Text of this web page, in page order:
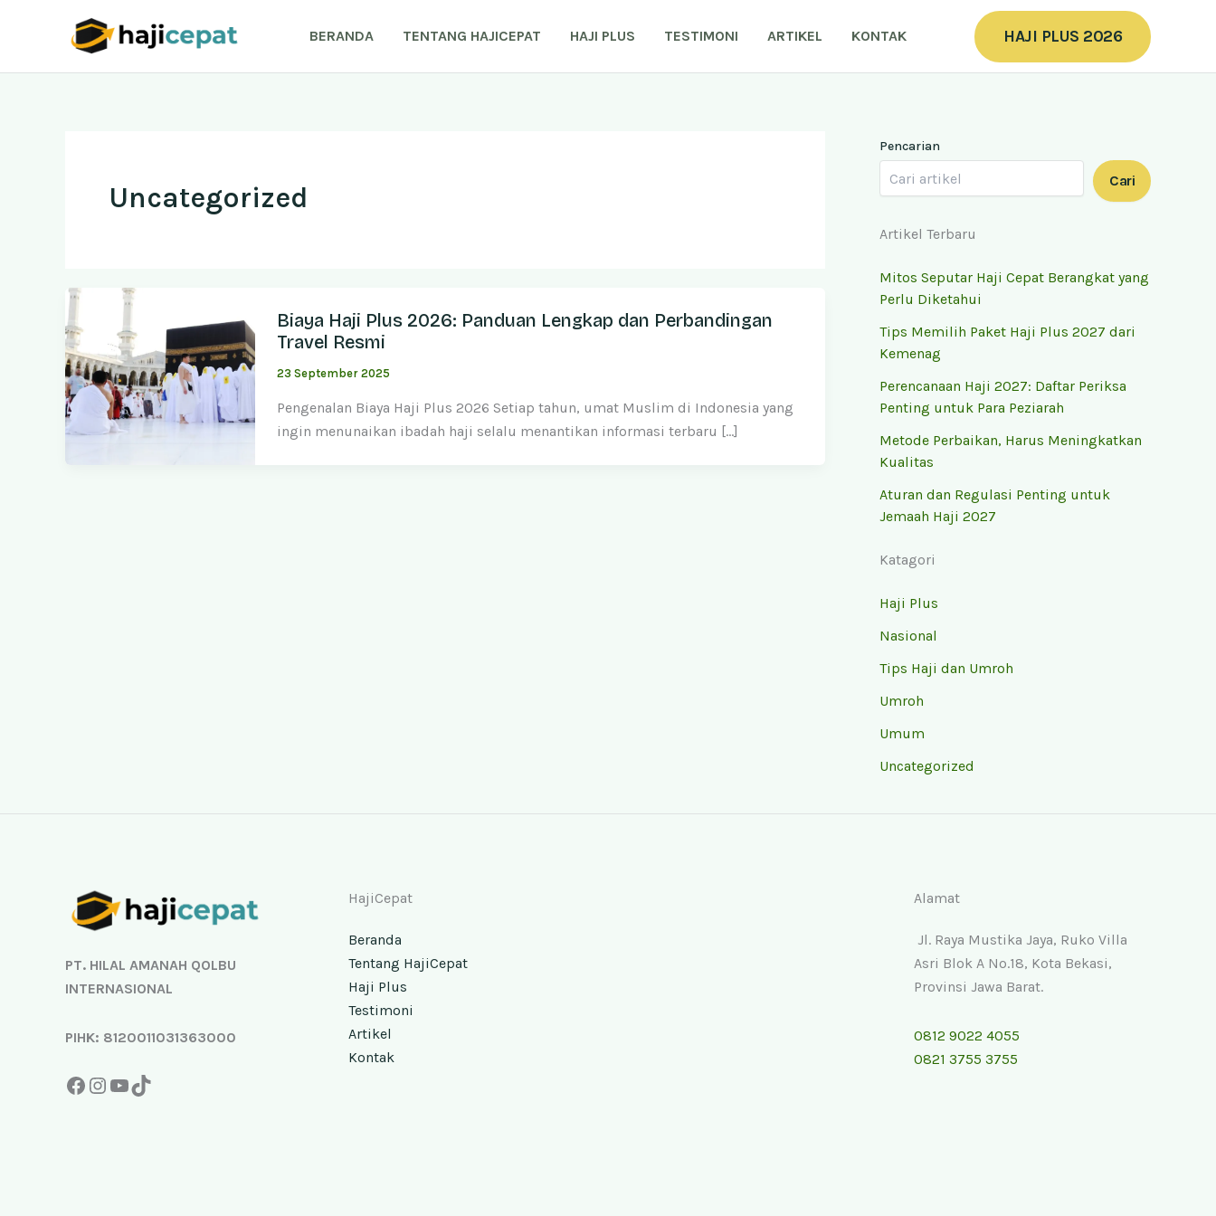
BERANDA TENTANG HAJICEPAT HAJI PLUS TESTIMONI ARTIKEL KONTAK HAJI PLUS 2026
Uncategorized
Biaya Haji Plus 2026: Panduan Lengkap dan Perbandingan
Travel Resmi
23 September 2025
Pengenalan Biaya Haji Plus 2026 Setiap tahun, umat Muslim di Indonesia yang
ingin menunaikan ibadah haji selalu menantikan informasi terbaru […]
Pencarian
Cari
Artikel Terbaru
Mitos Seputar Haji Cepat Berangkat yang
Perlu Diketahui
Tips Memilih Paket Haji Plus 2027 dari
Kemenag
Perencanaan Haji 2027: Daftar Periksa
Penting untuk Para Peziarah
Metode Perbaikan, Harus Meningkatkan
Kualitas
Aturan dan Regulasi Penting untuk
Jemaah Haji 2027
Katagori
Haji Plus
Nasional
Tips Haji dan Umroh
Umroh
Umum
Uncategorized
PT. HILAL AMANAH QOLBU
INTERNASIONAL
PIHK: 8120011031363000
Facebook
Instagram HajiCepat
Beranda
Tentang HajiCepat
Haji Plus
Testimoni
Artikel
Kontak
Alamat
Jl. Raya Mustika Jaya, Ruko Villa
Asri Blok A No.18, Kota Bekasi,
Provinsi Jawa Barat.
0812 9022 4055
0821 3755 3755